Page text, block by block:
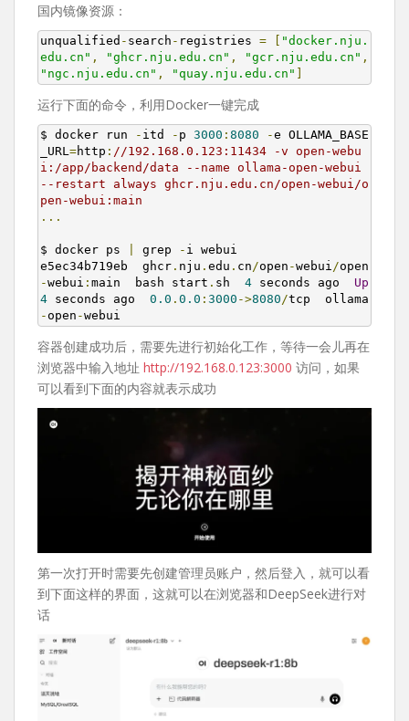
国内镜像资源：
unqualified - search - registries =
"docker.nju.
edu.cn" , "ghcr.nju.edu.cn" , "gcr.nju.edu.cn" ,
"ngc.nju.edu.cn" , "quay.nju.edu.cn"
运行下面的命令，利用Docker一键完成
$ docker run - itd - p 3000 : 8080 -e OLLAMA_BASE
_URL =http : //192.168.0.123:11434 -v open-webu
i:/app/backend/data --name ollama-open-webui
--restart always ghcr.nju.edu.cn/open-webui/o
pen-webui:main
...
$ docker ps grep - i webui
e5ec34b719eb  ghcr . nju . edu . cn /open -webui /open
-webui : main  bash start . sh 4 seconds ago Up
4 seconds ago 0.0 . 0.0 : 3000 ->8080 /tcp  ollama
- open -webui
容器创建成功后，需要先进行初始化工作，等待一会儿再在
浏览器中输入地址 http://192.168.0.123:3000 访问，如果
可以看到下面的内容就表示成功
第一次打开时需要先创建管理员账户，然后登入，就可以看
到下面这样的界面，这就可以在浏览器和DeepSeek进行对
话